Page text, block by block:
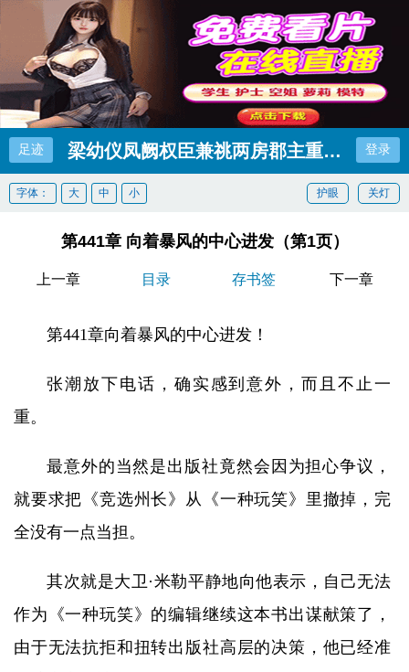
足迹 梁幼仪凤阙权臣兼祧两房郡主重生不嫁了
登录
关灯
护眼
字体： 大 中 小
第441章 向着暴风的中心进发（第1页）
上一章 目录 存书签 下一章
第441章向着暴风的中心进发！
张潮放下电话，确实感到意外，而且不止一
重。
最意外的当然是出版社竟然会因为担心争议，
就要求把《竞选州长》从《一种玩笑》里撤掉，完
全没有一点当担。
其次就是大卫·米勒平静地向他表示，自己无法
作为《一种玩笑》的编辑继续这本书出谋献策了，
由于无法抗拒和扭转出版社高层的决策，他已经准